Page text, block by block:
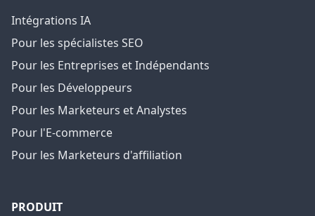
Intégrations IA
Pour les spécialistes SEO
Pour les Entreprises et Indépendants
Pour les Développeurs
Pour les Marketeurs et Analystes
Pour l'E-commerce
Pour les Marketeurs d'affiliation
PRODUIT